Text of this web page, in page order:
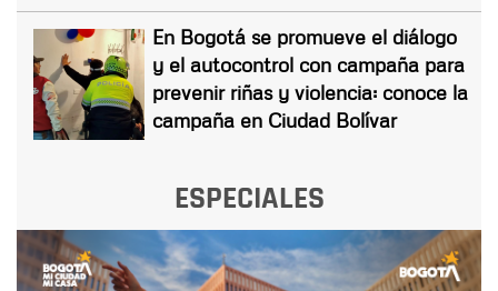
En Bogotá se promueve el diálogo
y el autocontrol con campaña para
prevenir riñas y violencia: conoce la
campaña en Ciudad Bolívar
ESPECIALES